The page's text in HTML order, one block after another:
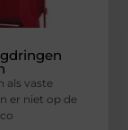
als vaste
er niet op de